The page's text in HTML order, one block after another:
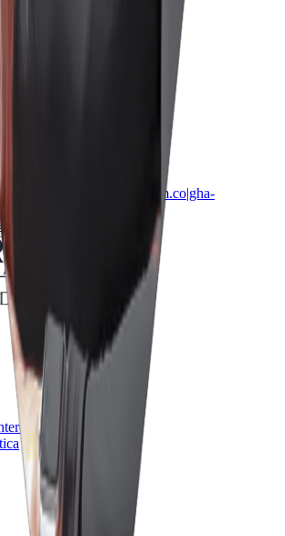
comunicaciones@gha.com.co|gha-